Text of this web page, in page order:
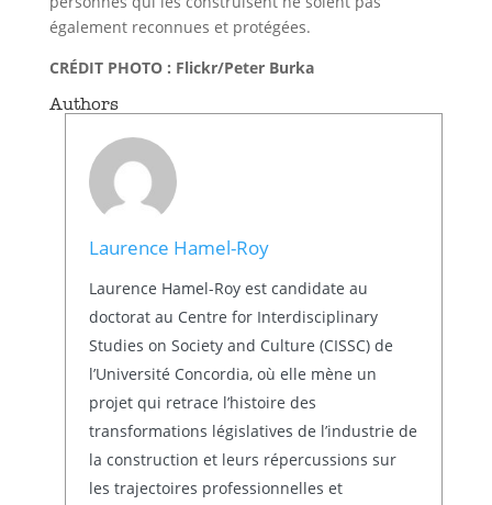
également reconnues et protégées.
CRÉDIT PHOTO : Flickr/Peter Burka
Authors
Laurence Hamel-Roy
Laurence Hamel-Roy est candidate au
doctorat au Centre for Interdisciplinary
Studies on Society and Culture (CISSC) de
l’Université Concordia, où elle mène un
projet qui retrace l’histoire des
transformations législatives de l’industrie de
la construction et leurs répercussions sur
les trajectoires professionnelles et